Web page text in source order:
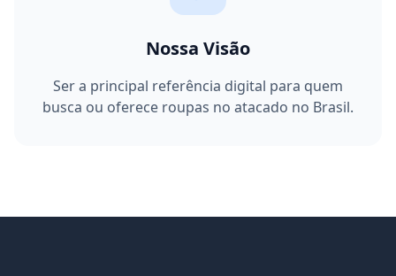
Nossa Visão
Ser a principal referência digital para quem
busca ou oferece roupas no atacado no Brasil.